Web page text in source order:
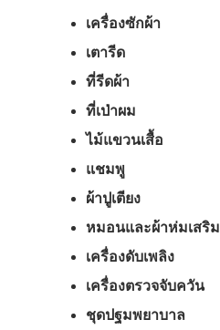
เครื่องซักผ้า
เตารีด
ที่รีดผ้า
ที่เป่าผม
ไม้แขวนเสื้อ
แชมพู
ผ้าปูเตียง
หมอนและผ้าห่มเสริม
เครื่องดับเพลิง
เครื่องตรวจจับควัน
ชุดปฐมพยาบาล